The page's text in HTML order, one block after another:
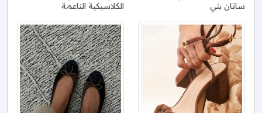
ساتان بني
الكلاسيكية الناعمة